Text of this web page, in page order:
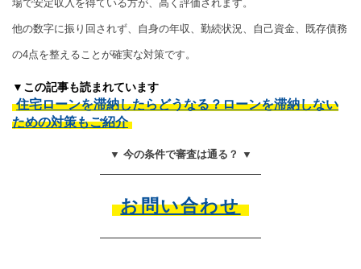
場で安定収入を得ている方が、高く評価されます。
他の数字に振り回されず、自身の年収、勤続状況、自己資金、既存債務
の4点を整えることが確実な対策です。
▼この記事も読まれています
住宅ローンを滞納したらどうなる？ローンを滞納しない
ための対策もご紹介
▼ 今の条件で審査は通る？ ▼
お問い合わせ